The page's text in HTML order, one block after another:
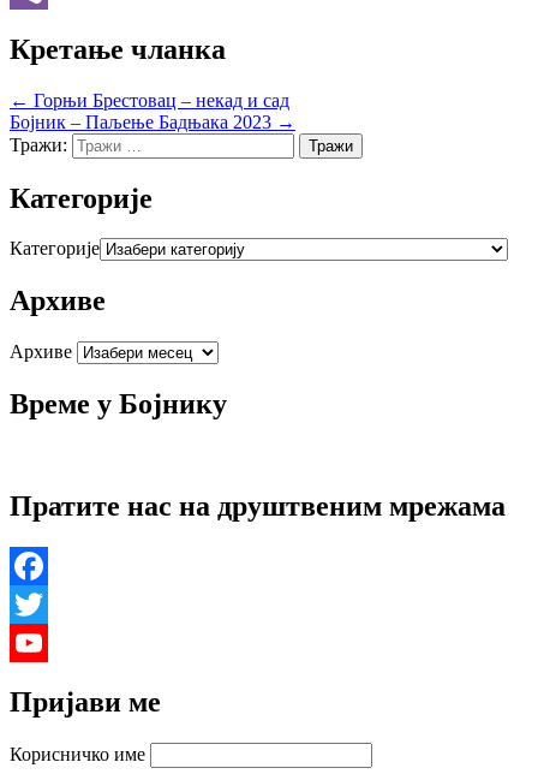
Кретање чланка
← Горњи Брестовац – некад и сад
Бојник – Паљење Бадњака 2023 →
Тражи:
Категорије
Категорије
Архиве
Архиве
Време у Бојнику
Пратите нас на друштвеним мрежама
Facebook
Twitter
Channel
Пријави ме
Корисничко име